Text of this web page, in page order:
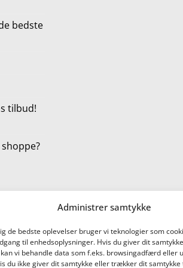
Administrer samtykke
de bedste oplevelser bruger vi teknologier som
til enhedsoplysninger. Hvis du giver dit
vi behandle data som f.eks. browsingadfærd eller
du ikke giver dit samtykke eller trækker dit samtykke
bedste
tilbud!